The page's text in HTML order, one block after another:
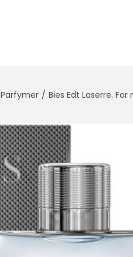
Parfymer / Bies Edt Laserre. For